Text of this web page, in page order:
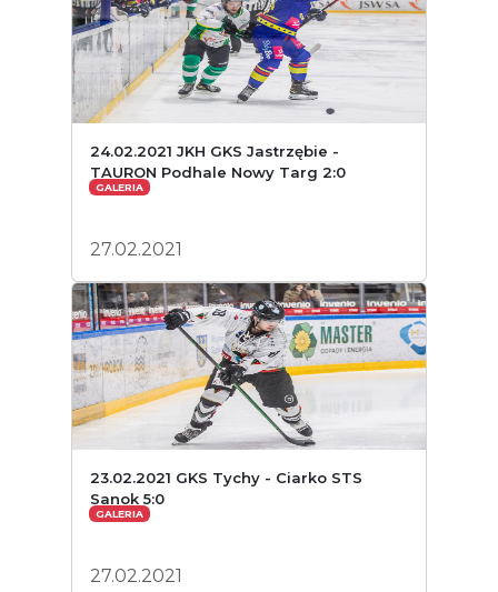
GALERIA
24.02.2021 JKH GKS Jastrzębie -
TAURON Podhale Nowy Targ 2:0
27.02.2021
GALERIA
23.02.2021 GKS Tychy - Ciarko STS
Sanok 5:0
27.02.2021